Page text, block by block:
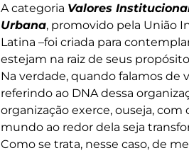
A categoria Valores
Urbana, promovido pela União
Latina –foi criada para
estejam na raiz de seus
Na verdade, quando falamos de
referindo ao DNA dessa
organização exerce, ouseja,
mundo ao redor dela seja
Como se trata, nesse caso, de